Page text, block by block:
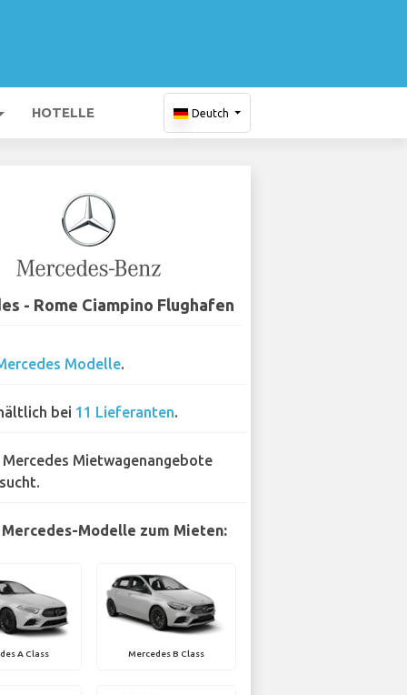
HOTELLE Deutch
- Rome Ciampino Flughafen
Modelle.
bei 11 Lieferanten.
Mercedes Mietwagenangebote
Modelle zum Mieten:
A Class Mercedes B Class